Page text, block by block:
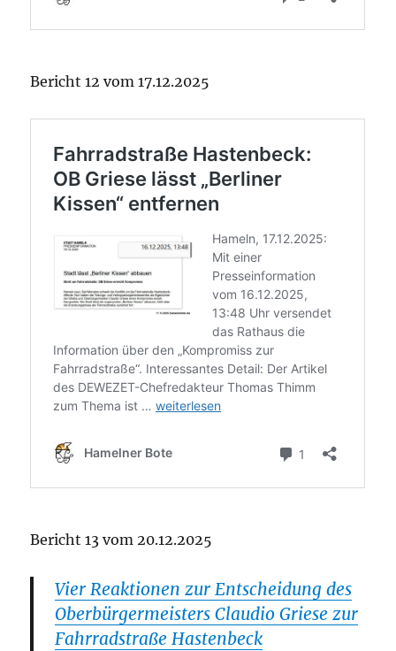
Bericht 12 vom 17.12.2025
Bericht 13 vom 20.12.2025
Vier Reaktionen zur Entscheidung des
Oberbürgermeisters Claudio Griese zur
Fahrradstraße Hastenbeck